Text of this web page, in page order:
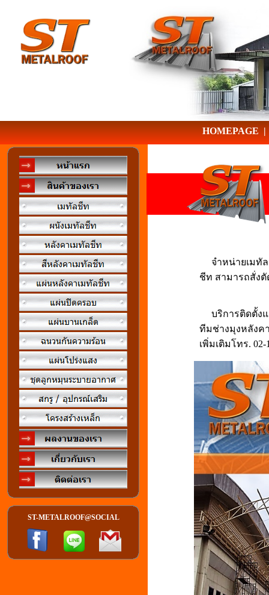
HOMEPAGE
ST-METALROOF@SOCIAL
จำหน่ายเมทั
ชีท สามารถสั่ง
บริการติดตั้งแ
ทีมช่างมุงหลังค
เพิ่มเติมโทร. 02-